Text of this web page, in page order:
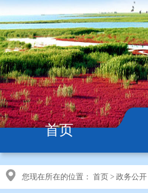
首页
您现在所在的位置： 首页 > 政务公开